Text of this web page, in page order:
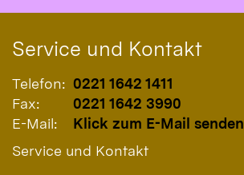
Service und Kontakt
Telefon: 0221 1642 1411
Fax:
0221 1642 3990
E-Mail:
Klick zum E-Mail senden
Service und Kontakt